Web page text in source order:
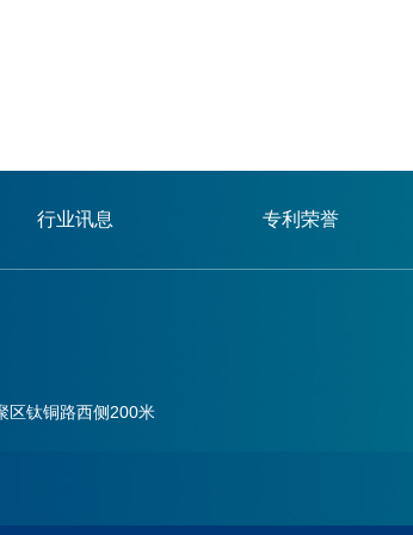
行业讯息 专利荣誉
区钛铜路西侧200米